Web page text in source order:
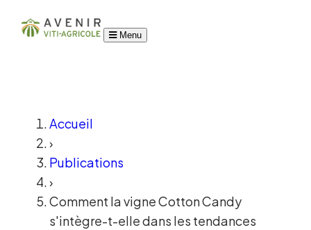
Menu
Accueil
›
Publications
›
Comment la vigne Cotton Candy
s'intègre-t-elle dans les tendances